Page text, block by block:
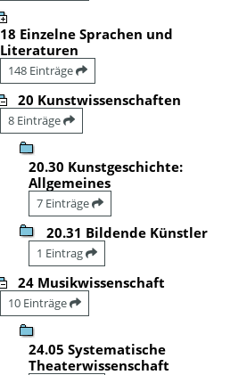
18 Einzelne Sprachen und
Literaturen
148 Einträge
20 Kunstwissenschaften
8 Einträge
20.30 Kunstgeschichte:
Allgemeines
7 Einträge
20.31 Bildende Künstler
1 Eintrag
24 Musikwissenschaft
10 Einträge
24.05 Systematische
Theaterwissenschaft